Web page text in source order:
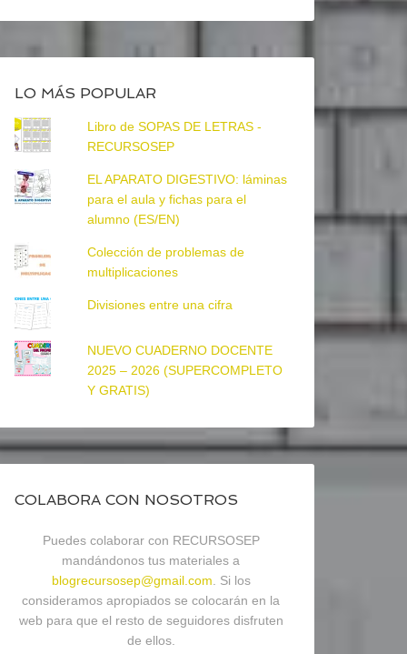
LO MÁS POPULAR
Libro de SOPAS DE LETRAS -
RECURSOSEP
EL APARATO DIGESTIVO: láminas
para el aula y fichas para el
alumno (ES/EN)
Colección de problemas de
multiplicaciones
Divisiones entre una cifra
NUEVO CUADERNO DOCENTE
2025 – 2026 (SUPERCOMPLETO
Y GRATIS)
COLABORA CON NOSOTROS
Puedes colaborar con RECURSOSEP
mandándonos tus materiales a
blogrecursosep@gmail.com . Si los
consideramos apropiados se colocarán en la
web para que el resto de seguidores disfruten
de ellos.